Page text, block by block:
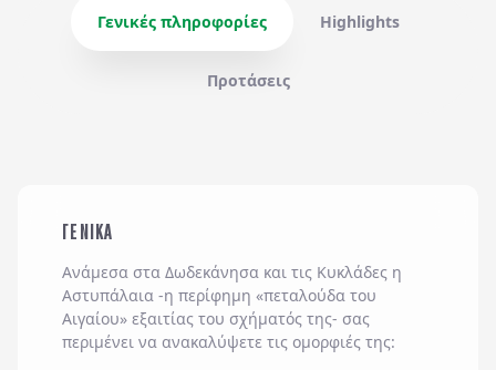
Γενικές πληροφορίες Highlights
Προτάσεις
ΓΕΝΙΚΑ
Ανάμεσα στα Δωδεκάνησα και τις Κυκλάδες η
Αστυπάλαια -η περίφημη «πεταλούδα του
Αιγαίου» εξαιτίας του σχήματός της- σας
περιμένει να ανακαλύψετε τις ομορφιές της: